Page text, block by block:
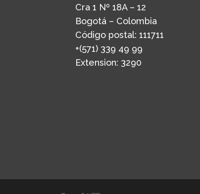
Cra 1 Nº 18A – 12
Bogotá – Colombia
Código postal: 111711
+(571) 339 49 99
Extension: 3290